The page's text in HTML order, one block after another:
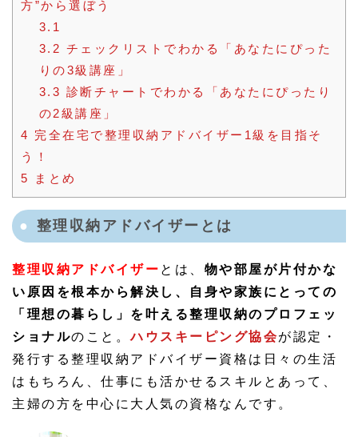
方”から選ぼう
3.1
3.2 チェックリストでわかる「あなたにぴった
りの3級講座」
3.3 診断チャートでわかる「あなたにぴったり
の2級講座」
4 完全在宅で整理収納アドバイザー1級を目指そ
う！
5
まとめ
整理収納アドバイザーとは
整理収納アドバイザー とは、 物や部屋が片付かな
い原因を根本から解決し、自身や家族にとっての
「理想の暮らし」を叶える整理収納のプロフェッ
ショナルのこと。ハウスキーピング協会が認定・
発行する整理収納アドバイザー資格は日々の生活
はもちろん、仕事にも活かせるスキルとあって、
主婦の方を中心に大人気の資格なんです。